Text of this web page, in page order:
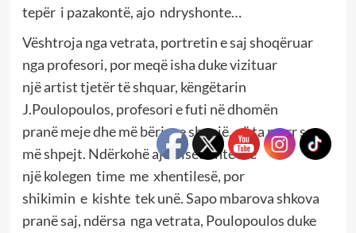
tepër i pazakontë, ajo ndryshonte…
Vështroja nga vetrata, portretin e saj shoqëruar
nga profesori, por meqë isha duke vizituar
një artist tjetër të shquar, këngëtarin
J.Poulopoulos, profesori e futi në dhomën
pranë meje dhe më bëri me shenjë, që ta marr sa
më shpejt. Ndërkohë ajo bisedonte me
një kolegen time me xhentilesë, por
shikimin e kishte tek unë. Sapo mbarova shkova
pranë saj, ndërsa nga vetrata, Poulopoulos duke